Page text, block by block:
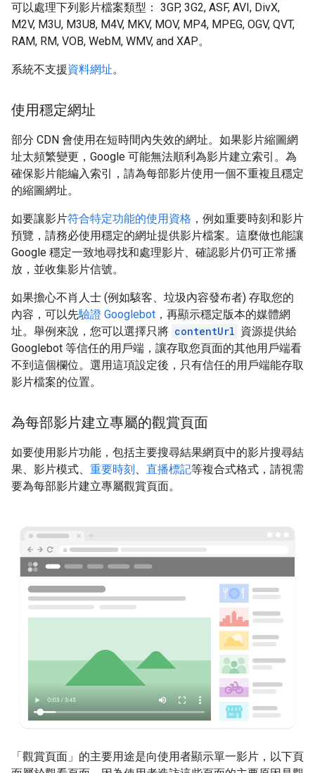
可以處理下列影片檔案類型： 3GP, 3G2, ASF, AVI, DivX,
M2V, M3U, M3U8, M4V, MKV, MOV, MP4, MPEG, OGV, QVT,
RAM, RM, VOB, WebM, WMV, and XAP。
系統不支援資料網址。
使用穩定網址
部分 CDN 會使用在短時間內失效的網址。如果影片縮圖網
址太頻繁變更，Google 可能無法順利為影片建立索引。為
確保影片能編入索引，請為每部影片使用一個不重複且穩定
的縮圖網址。
如要讓影片符合特定功能的使用資格 ，例如重要時刻和影片
預覽，請務必使用穩定的網址提供影片檔案。這麼做也能讓
Google 穩定一致地尋找和處理影片、確認影片仍可正常播
放，並收集影片信號。
如果擔心不肖人士 (例如駭客、垃圾內容發布者) 存取您的
內容，可以先驗證 Googlebot ，再顯示穩定版本的媒體網
址。舉例來說，您可以選擇只將 contentUrl 資源提供給
Googlebot 等信任的用戶端，讓存取您頁面的其他用戶端看
不到這個欄位。選用這項設定後，只有信任的用戶端能存取
影片檔案的位置。
為每部影片建立專屬的觀賞頁面
如要使用影片功能，包括主要搜尋結果網頁中的影片搜尋結
果、影片模式、 重要時刻、 直播標記等複合式格式，請視需
要為每部影片建立專屬觀賞頁面。
「觀賞頁面」 的主要用途是向使用者顯示單一影片，以下頁